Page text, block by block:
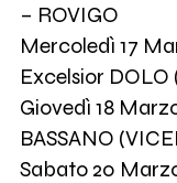
– ROVIGO
Mercoledì 17
Excelsior DOLO
Giovedì 18
BASSANO
Sabato 20